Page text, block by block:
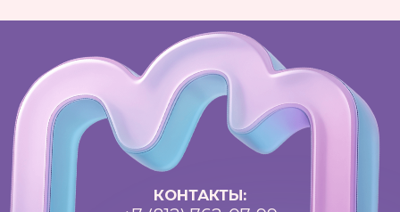
Петроградский молодежный
центр ©2025 Все права
защищены
Документы
Важная информация
Реквизиты